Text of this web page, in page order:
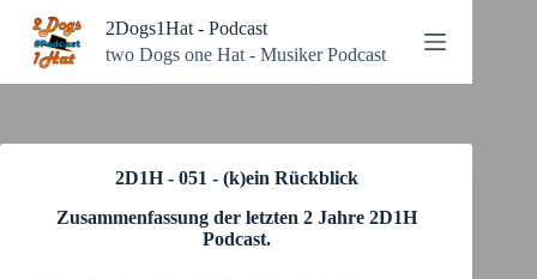
Inhalt
springen
2Dogs1Hat - Podcast
two Dogs one Hat - Musiker Podcast
2D1H - 051 - (k)ein Rückblick
Zusammenfassung der letzten 2 Jahre 2D1H
Podcast.